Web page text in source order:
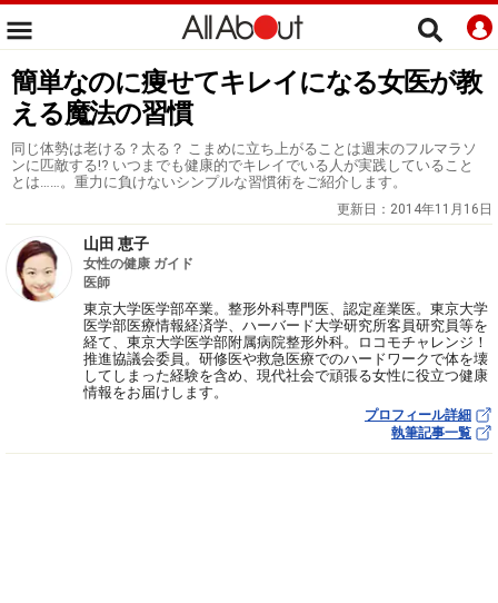
簡単なのに痩せてキレイになる女医が教
える魔法の習慣
同じ体勢は老ける？太る？ こまめに立ち上がることは週末のフルマラソ
ンに匹敵する!? いつまでも健康的でキレイでいる人が実践していること
とは……。重力に負けないシンプルな習慣術をご紹介します。
更新日： 2014年11月16日
山田 恵子
女性の健康 ガイド
医師
東京大学医学部卒業。整形外科専門医、認定産業医。東京大学
医学部医療情報経済学、ハーバード大学研究所客員研究員等を
経て、東京大学医学部附属病院整形外科。ロコモチャレンジ！
推進協議会委員。研修医や救急医療でのハードワークで体を壊
してしまった経験を含め、現代社会で頑張る女性に役立つ健康
情報をお届けします。
プロフィール詳細
執筆記事一覧